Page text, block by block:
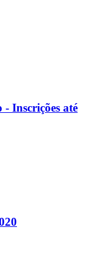
- Inscrições até